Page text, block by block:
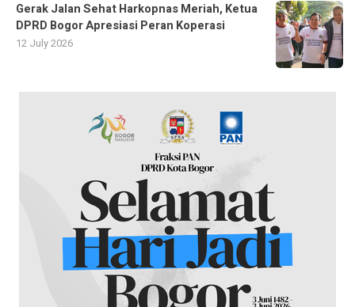
Gerak Jalan Sehat Harkopnas Meriah, Ketua
DPRD Bogor Apresiasi Peran Koperasi
12 July 2026